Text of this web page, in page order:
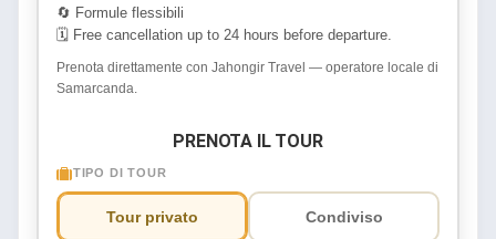
🔄 Formule flessibili
🗓 Free cancellation up to 24 hours before departure.
Prenota direttamente con Jahongir Travel — operatore locale di
Samarcanda.
PRENOTA IL TOUR
TIPO DI TOUR
Tour privato Condiviso